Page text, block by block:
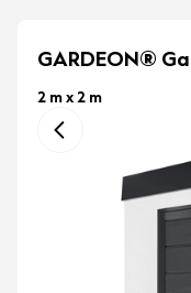
GARDEON®
2 m x 2 m